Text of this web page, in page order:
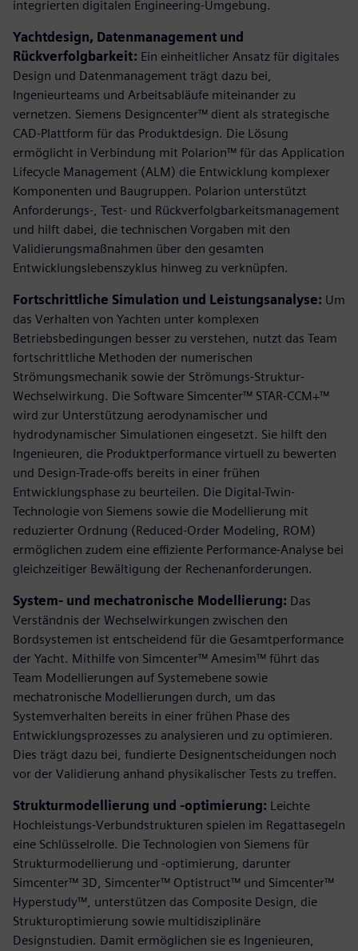
integrierten digitalen Engineering-Umgebung.
Yachtdesign, Datenmanagement und
Rückverfolgbarkeit: Ein einheitlicher Ansatz für digitales
Design und Datenmanagement trägt dazu bei,
Ingenieurteams und Arbeitsabläufe miteinander zu
vernetzen. Siemens Designcenter™ dient als strategische
CAD-Plattform für das Produktdesign. Die Lösung
ermöglicht in Verbindung mit Polarion™ für das Application
Lifecycle Management (ALM) die Entwicklung komplexer
Komponenten und Baugruppen. Polarion unterstützt
Anforderungs-, Test- und Rückverfolgbarkeitsmanagement
und hilft dabei, die technischen Vorgaben mit den
Validierungsmaßnahmen über den gesamten
Entwicklungslebenszyklus hinweg zu verknüpfen.
Fortschrittliche Simulation und Leistungsanalyse: Um
das Verhalten von Yachten unter komplexen
Betriebsbedingungen besser zu verstehen, nutzt das Team
fortschrittliche Methoden der numerischen
Strömungsmechanik sowie der Strömungs-Struktur-
Wechselwirkung. Die Software Simcenter™ STAR-CCM+™
wird zur Unterstützung aerodynamischer und
hydrodynamischer Simulationen eingesetzt. Sie hilft den
Ingenieuren, die Produktperformance virtuell zu bewerten
und Design-Trade-offs bereits in einer frühen
Entwicklungsphase zu beurteilen. Die Digital-Twin-
Technologie von Siemens sowie die Modellierung mit
reduzierter Ordnung (Reduced-Order Modeling, ROM)
ermöglichen zudem eine effiziente Performance-Analyse bei
gleichzeitiger Bewältigung der Rechenanforderungen.
System- und mechatronische Modellierung: Das
Verständnis der Wechselwirkungen zwischen den
Bordsystemen ist entscheidend für die Gesamtperformance
der Yacht. Mithilfe von Simcenter™ Amesim™ führt das
Team Modellierungen auf Systemebene sowie
mechatronische Modellierungen durch, um das
Systemverhalten bereits in einer frühen Phase des
Entwicklungsprozesses zu analysieren und zu optimieren.
Dies trägt dazu bei, fundierte Designentscheidungen noch
vor der Validierung anhand physikalischer Tests zu treffen.
Strukturmodellierung und -optimierung: Leichte
Hochleistungs-Verbundstrukturen spielen im Regattasegeln
eine Schlüsselrolle. Die Technologien von Siemens für
Strukturmodellierung und -optimierung, darunter
Simcenter™ 3D, Simcenter™ Optistruct™ und Simcenter™
Hyperstudy™, unterstützen das Composite Design, die
Strukturoptimierung sowie multidisziplinäre
Designstudien. Damit ermöglichen sie es Ingenieuren,